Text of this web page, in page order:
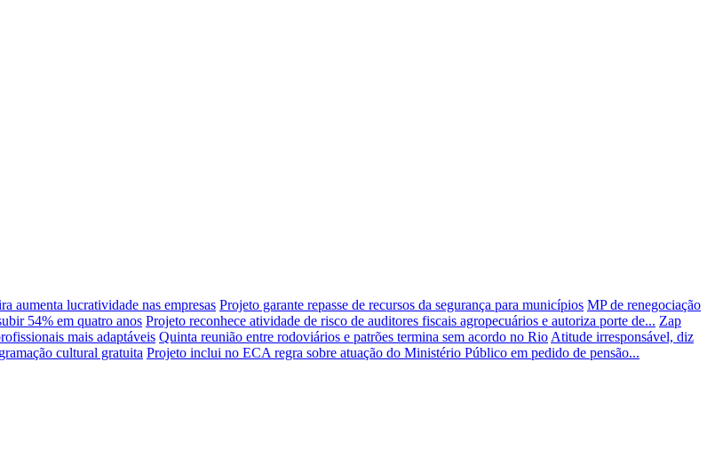
aumenta lucratividade nas empresas Projeto garante repasse de recursos da segurança para municípios MP de renegociação
54% em quatro anos Projeto reconhece atividade de risco de auditores fiscais agropecuários e autoriza porte de... Zap
mais adaptáveis Quinta reunião entre rodoviários e patrões termina sem acordo no Rio Atitude irresponsável, diz
cultural gratuita Projeto inclui no ECA regra sobre atuação do Ministério Público em pedido de pensão...